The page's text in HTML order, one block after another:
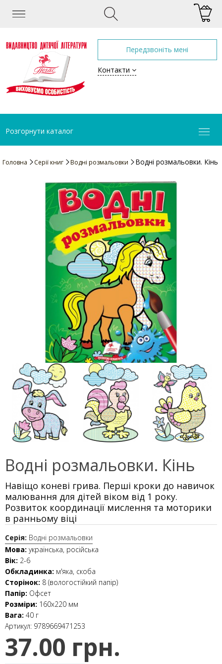
Передзвоніть мені
Контакти
Розгорнути каталог
Головна Серії книг Водні розмальовки Водні розмальовки. Кінь
Водні розмальовки. Кінь
Навіщо коневі грива. Перші кроки до навичок
малювання для дітей віком від 1 року.
Розвиток координації мислення та моторики
в ранньому віці
Серія: Водні розмальовки
Мова: українська, російська
Вік: 2-6
Обкладинка: м'яка, скоба
Сторінок: 8 (вологостійкий папір)
Папір: Офсет
Розміри: 160х220 мм
Вага: 40 г
Артикул: 9789669471253
37.00 грн.